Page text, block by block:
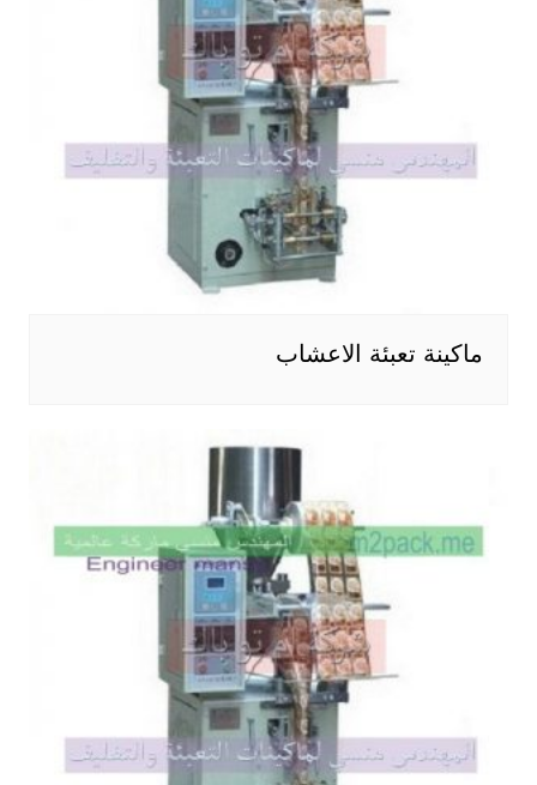
ماكينة تعبئة الاعشاب